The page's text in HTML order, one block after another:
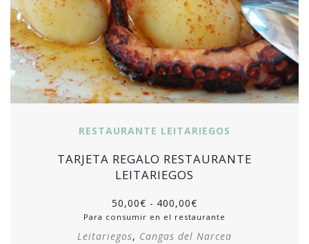
RESTAURANTE LEITARIEGOS
TARJETA REGALO RESTAURANTE
LEITARIEGOS
50,00€ - 400,00€
Para consumir en el restaurante
Leitariegos, Cangas del Narcea